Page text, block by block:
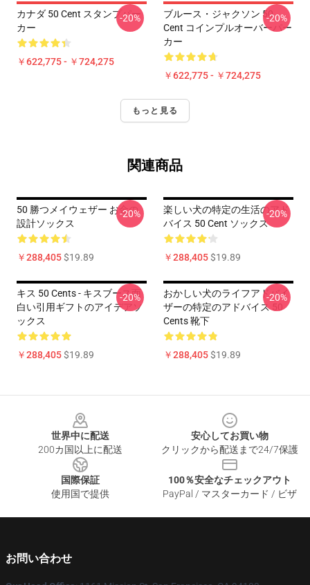
カナダ 50 Cent スタンプパー
カー
￥622,775 - ￥724,275
-20%
ブルース・ジャクソン 50
Cent コインプルオーバーパー
カー
￥622,775 - ￥724,275
-20%
もっと見る
関連商品
50 勝つメイウェザー お金の
設計ソックス
￥288,405$19.89
-20%
楽しい犬の特定の生活のアド
バイス 50 Cent ソックス
￥288,405$19.89
-20%
キス 50 Cents - キスブース面
白い引用ギフトのアイデアソ
ックス
￥288,405$19.89
-20%
おかしい犬のライフアドバイ
ザーの特定のアドバイス 50
Cents 靴下
￥288,405$19.89
-20%
世界中に配送
200カ国以上に配送
安心してお買い物
クリックから配送まで24/7保護
国際保証
使用国で提供
100％安全なチェックアウト
PayPal / マスターカード / ビザ
お問い合わせ